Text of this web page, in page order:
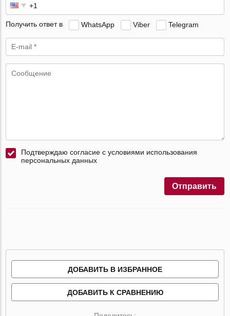
Получить ответ в WhatsApp Viber Telegram
Подтверждаю согласие с условиями использования
персональных данных
Отправить
ДОБАВИТЬ В ИЗБРАННОЕ
ДОБАВИТЬ К СРАВНЕНИЮ